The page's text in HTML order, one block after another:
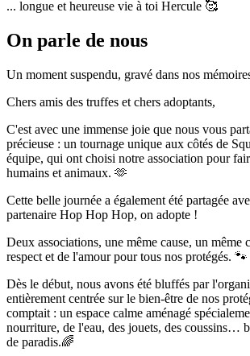
... longue et heureuse vie à toi Hercule 🥰
On parle de nous
Un moment suspendu, gravé dans nos
Chers amis des truffes et chers adoptants,
C'est avec une immense joie que nous vous
précieuse : un tournage unique aux côtés de
équipe, qui ont choisi notre association pour
humains et animaux. 🫶
Cette belle journée a également été partagée
partenaire Hop Hop Hop, on adopte !
Deux associations, une même cause, un même
respect et de l'amour pour tous nos protégés. 🐾
Dès le début, nous avons été bluffés par
entièrement centrée sur le bien-être de nos
comptait : un espace calme aménagé
nourriture, de l'eau, des jouets, des coussins…
de paradis.🌈